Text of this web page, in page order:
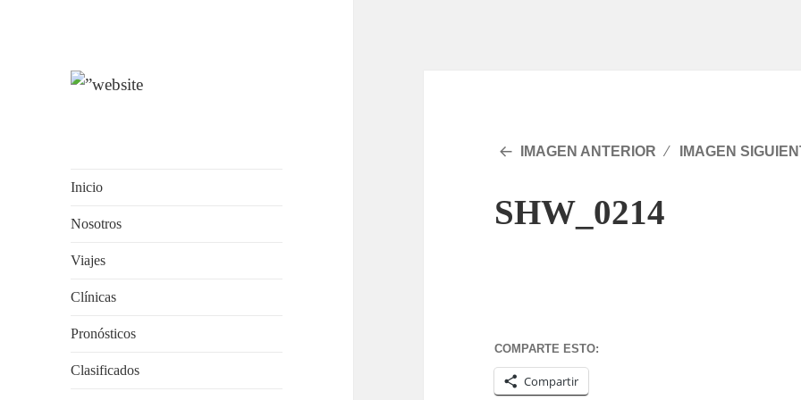
Inicio
Nosotros
Viajes
Clínicas
Pronósticos
Clasificados
IMAGEN ANTERIOR IMAGEN
SHW_0214
COMPARTE ESTO:
Compartir